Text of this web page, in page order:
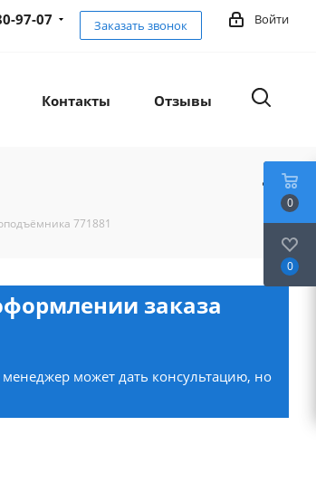
Войти
97-07 Заказать звонок
Контакты Отзывы
771881
заказа
может дать консультацию, но
0
0